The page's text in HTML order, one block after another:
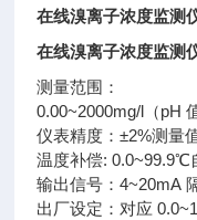
在线溴离子浓度监测
在线溴离子浓度监测
测量范围：
0.00~2000mg/l（pH
仪表精度：±2%测量
温度补偿: 0.0~99.9℃
输出信号：4~20mA
出厂设定：对应